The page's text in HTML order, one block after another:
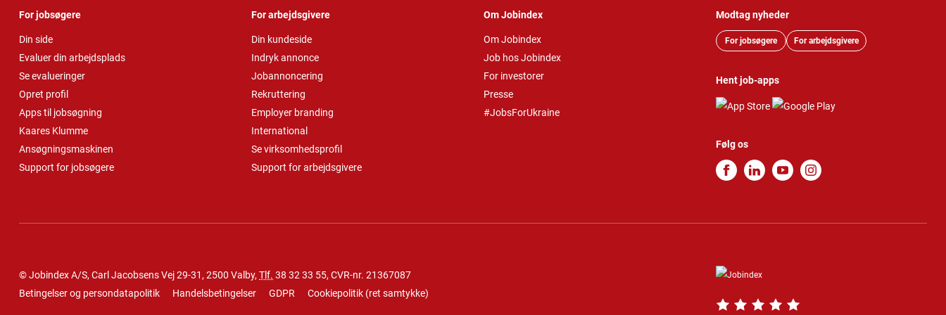
For jobsøgere
Din side
Evaluer din arbejdsplads
Se evalueringer
Opret profil
Apps til jobsøgning
Kaares Klumme
Ansøgningsmaskinen
Support for jobsøgere
For arbejdsgivere
Din kundeside
Indryk annonce
Jobannoncering
Rekruttering
Employer branding
International
Se virksomhedsprofil
Support for arbejdsgivere
Om Jobindex
Om Jobindex
Job hos Jobindex
For investorer
Presse
#JobsForUkraine
Modtag nyheder
For jobsøgere For arbejdsgivere
Hent job-apps
Følg os
© Jobindex A/S, Carl Jacobsens Vej 29-31, 2500 Valby, Tlf. 38 32 33 55, CVR-nr. 21367087
Betingelser og persondatapolitik
Handelsbetingelser GDPR Cookiepolitik (ret samtykke)